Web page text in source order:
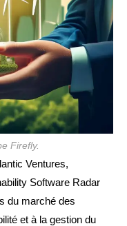
Firefly.
Ventures,
Software Radar
du marché des
et à la gestion du